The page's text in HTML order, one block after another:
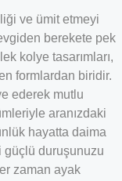
ve ümit etmeyi
berekete pek
kolye tasarımları,
formlardan biridir.
ederek mutlu
aranızdaki
hayatta daima
güçlü duruşunuzu
zaman ayak